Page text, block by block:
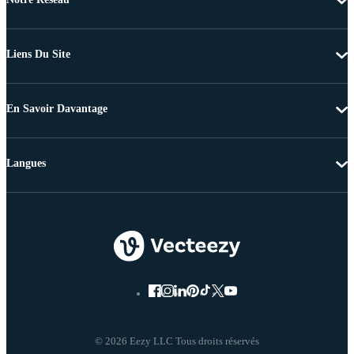
Liens Du Site
En Savoir Davantage
© 2026 Eezy LLC Tous droits réservés
Langues